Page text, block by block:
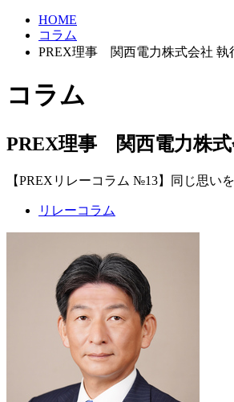
HOME
コラム
PREX理事 関西電力株式会社 執
コラム
PREX理事 関西電力株式
【PREXリレーコラム №13】同じ思い
リレーコラム